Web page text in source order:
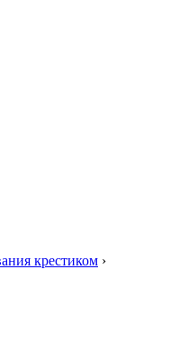
крестиком ›